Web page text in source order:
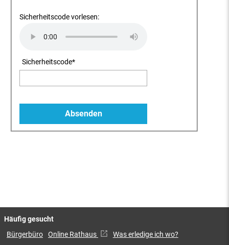
Sicherheitscode vorlesen:
Sicherheitscode*
Häufig gesucht
Bürgerbüro Online Rathaus
Was erledige ich wo?